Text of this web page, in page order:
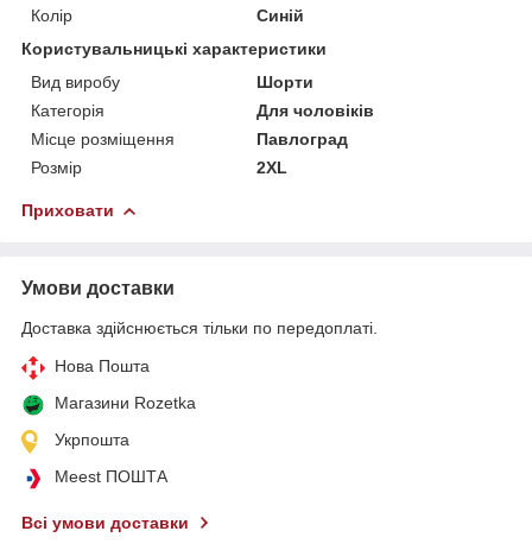
Колір
Синій
Користувальницькі характеристики
Вид виробу
Шорти
Категорія
Для чоловіків
Місце розміщення
Павлоград
Розмір
2XL
Приховати
Умови доставки
Доставка здійснюється тільки по передоплаті.
Нова Пошта
Магазини Rozetka
Укрпошта
Meest ПОШТА
Всі умови доставки